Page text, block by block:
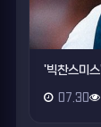
'빅찬스미
07.30